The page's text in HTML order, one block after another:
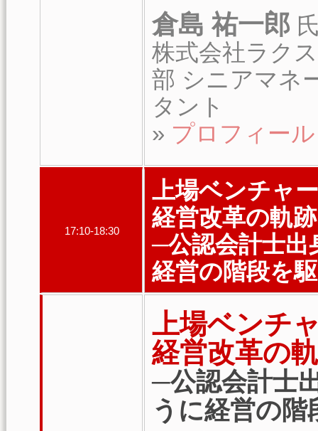
倉島 祐一郎
株式会社ラク
部 シニアマネ
タント
» プロフィール
17:10-18:30
上場ベンチャ
経営改革の軌跡
─公認会計士出
経営の階段を
上場ベンチ
経営改革の
─公認会計士
うに経営の